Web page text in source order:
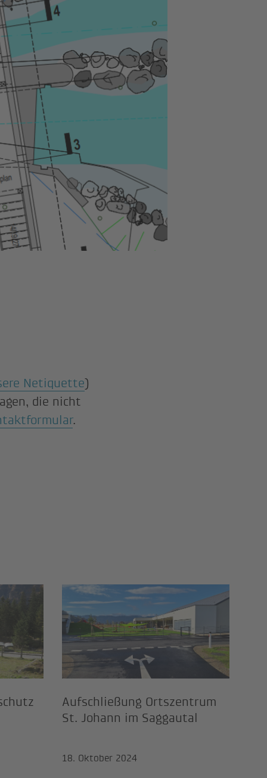
Netiquette)
die nicht
.
- Baumkirchen
Oberpinzgau
Aufschließung
Aufschließung Ortszentrum
St. Johann im Saggautal
18. Oktober 2024